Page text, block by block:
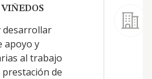
VIÑEDOS
desarrollar
apoyo y
al trabajo
de